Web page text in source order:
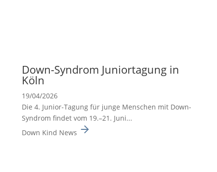
Down-Syndrom Junior­ta­gung in
Köln
19/04/2026
Die 4. Junior-Tagung für junge Menschen mit Down-
Syndrom findet vom 19.–21. Juni...
Down Kind News